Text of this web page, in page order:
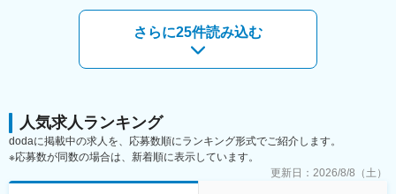
個性豊かなアイデアや価値観を持った人材が集まるFITSでは、共
に「実現したい夢」や「大切にしたい何か」を見付けていける仲
間を募集しています。
使うか、どのように梱包／出荷するか、などを仮で計算します。
その内容を営業に共有し、営業から製薬メーカーに提案します。
・製品の設計：3D／2DのCADを使います。
・金型メーカーとの打ち合わせ：金型の構造などについて検討
キャップを開けられるか」などを確認します。
（5）量産製品設計～量産金型仕様の検討：
・不具合がなくなるまで試作を繰り返し、製薬メーカーの試験も
通過したら、量産スタート。生産部門に引き継ぎます。
※開発件数は年5～6件ほどで、基本は1案件ごとに1人が担当しま
さらに25件読み込む
人気求人ランキング
dodaに掲載中の求人を、応募数順にランキング形式でご紹介します。
※応募数が同数の場合は、新着順に表示しています。
更新日： 2026/8/8（土）